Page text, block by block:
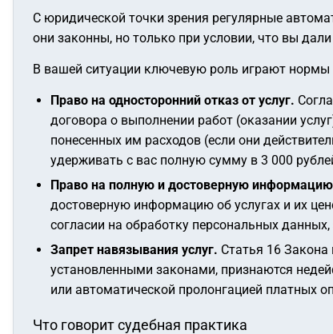
С юридической точки зрения регулярные
они законны, но только при условии, что вы
В вашей ситуации ключевую роль играют нормы
Право на односторонний отказ от услуг.
договора о выполнении работ (оказании
понесенных им расходов (если они
удерживать с вас полную сумму в 3 000
Право на полную и достоверную
достоверную информацию об услугах и их
согласии на обработку персональных
Запрет навязывания услуг. Статья 16
установленными законами, признаются
или автоматической пролонгацией платных
Что говорит судебная практика